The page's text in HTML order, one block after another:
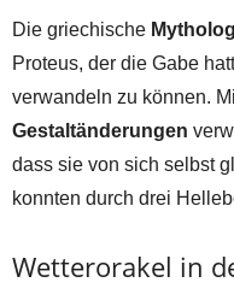
Die griechische
Proteus, der die Gabe
verwandeln zu können.
Gestaltänderungen
dass sie von sich selbst
konnten durch drei
Wetterorakel in